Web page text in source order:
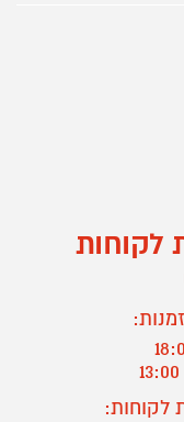
לקוחות
לקוחות: